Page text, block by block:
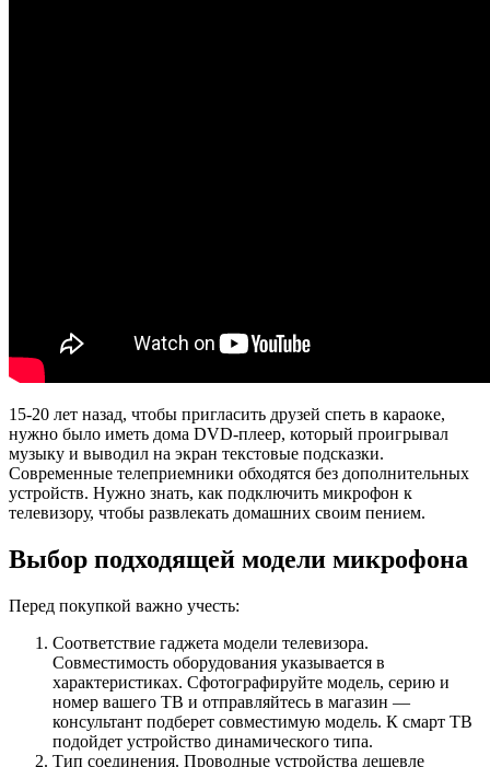
15-20 лет назад, чтобы пригласить друзей спеть в караоке,
нужно было иметь дома DVD-плеер, который проигрывал
музыку и выводил на экран текстовые подсказки.
Современные телеприемники обходятся без дополнительных
устройств. Нужно знать, как подключить микрофон к
телевизору, чтобы развлекать домашних своим пением.
Выбор подходящей модели микрофона
Перед покупкой важно учесть:
Соответствие гаджета модели телевизора.
Совместимость оборудования указывается в
характеристиках. Сфотографируйте модель, серию и
номер вашего ТВ и отправляйтесь в магазин —
консультант подберет совместимую модель. К смарт ТВ
подойдет устройство динамического типа.
Тип соединения. Проводные устройства дешевле